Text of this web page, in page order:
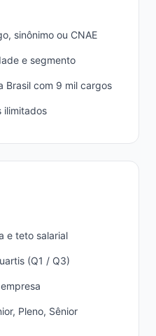
sinônimo ou CNAE
e segmento
Brasil com 9 mil cargos
ilimitados
e teto salarial
(Q1 / Q3)
Pleno, Sênior